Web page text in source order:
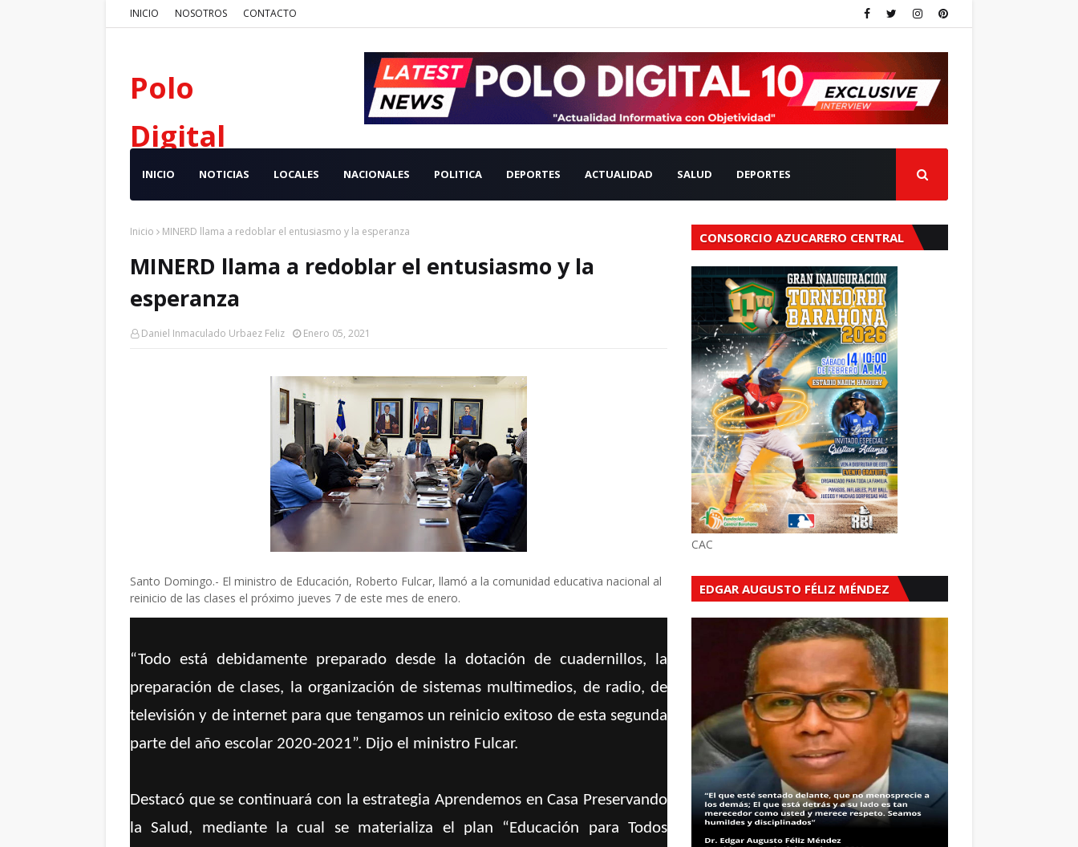
INICIO NOSOTROS CONTACTO
Polo
Digital
INICIO NOTICIAS LOCALES NACIONALES POLITICA DEPORTES ACTUALIDAD SALUD DEPORTES
Inicio MINERD llama a redoblar el entusiasmo y la esperanza
MINERD llama a redoblar el entusiasmo y la
esperanza
Daniel Inmaculado Urbaez Feliz Enero 05, 2021
Santo Domingo.- El ministro de Educación, Roberto Fulcar, llamó a la comunidad educativa nacional al
reinicio de las clases el próximo jueves 7 de este mes de enero.
“Todo está debidamente preparado desde la dotación de cuadernillos, la
preparación de clases, la organización de sistemas multimedios, de radio, de
televisión y de internet para que tengamos un reinicio exitoso de esta segunda
parte del año escolar 2020-2021”. Dijo el ministro Fulcar.
Destacó que se continuará con la estrategia Aprendemos en Casa Preservando
la Salud, mediante la cual se materializa el plan “Educación para Todos
CONSORCIO AZUCARERO CENTRAL
CAC
EDGAR AUGUSTO FÉLIZ MÉNDEZ